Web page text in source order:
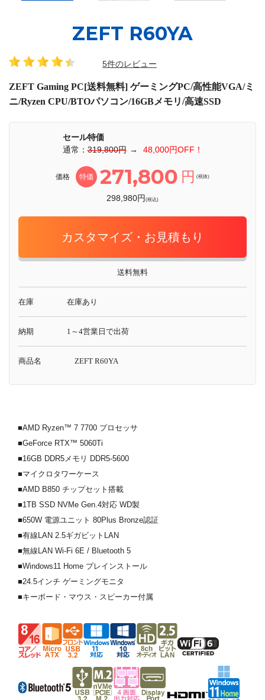
ZEFT R60YA
5件のレビュー
ZEFT Gaming PC[送料無料] ゲーミングPC/高性能VGA/ミ
ニ/Ryzen CPU/BTOパソコン/16GBメモリ/高速SSD
セール特価
通常：319,800円 → 48,000円OFF！
価格 特価 271,800 円 (税抜)
298,980円(税込)
カスタマイズ・お見積もり
送料無料
在庫 在庫あり
納期 1～4営業日で出荷
商品名 ZEFT R60YA
■AMD Ryzen™ 7 7700 プロセッサ
■GeForce RTX™ 5060Ti
■16GB DDR5メモリ DDR5-5600
■マイクロタワーケース
■AMD B850 チップセット搭載
■1TB SSD NVMe Gen.4対応 WD製
■650W 電源ユニット 80Plus Bronze認証
■有線LAN 2.5ギガビットLAN
■無線LAN Wi-Fi 6E / Bluetooth 5
■Windows11 Home プレインストール
■24.5インチ ゲーミングモニタ
■キーボード・マウス・スピーカー付属